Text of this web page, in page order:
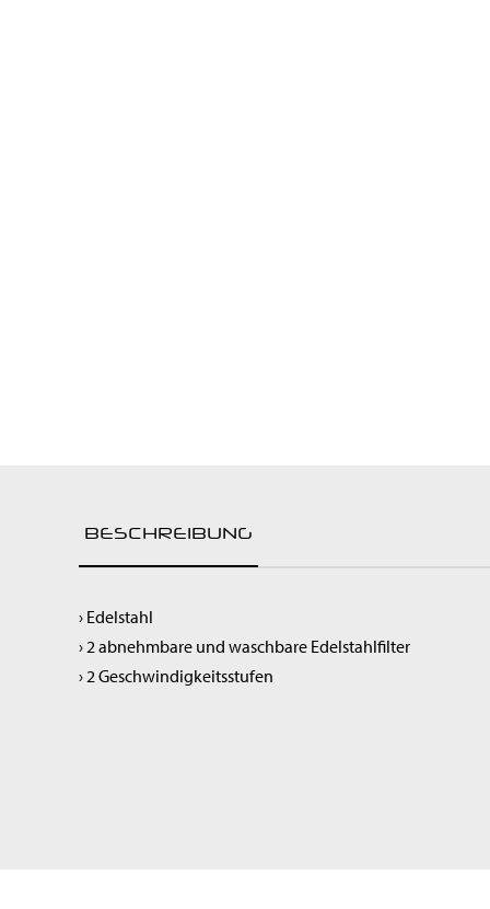
BESCHREIBUNG
› Edelstahl
› 2 abnehmbare und waschbare Edelstahlfilter
› 2 Geschwindigkeitsstufen